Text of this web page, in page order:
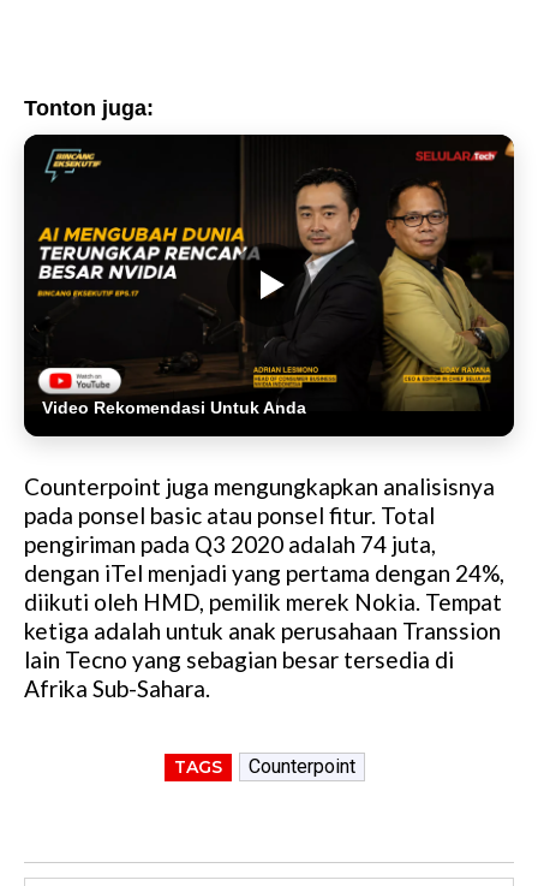
Tonton juga:
Video Rekomendasi Untuk Anda
Counterpoint juga mengungkapkan analisisnya
pada ponsel basic atau ponsel fitur. Total
pengiriman pada Q3 2020 adalah 74 juta,
dengan iTel menjadi yang pertama dengan 24%,
diikuti oleh HMD, pemilik merek Nokia. Tempat
ketiga adalah untuk anak perusahaan Transsion
lain Tecno yang sebagian besar tersedia di
Afrika Sub-Sahara.
TAGS Counterpoint